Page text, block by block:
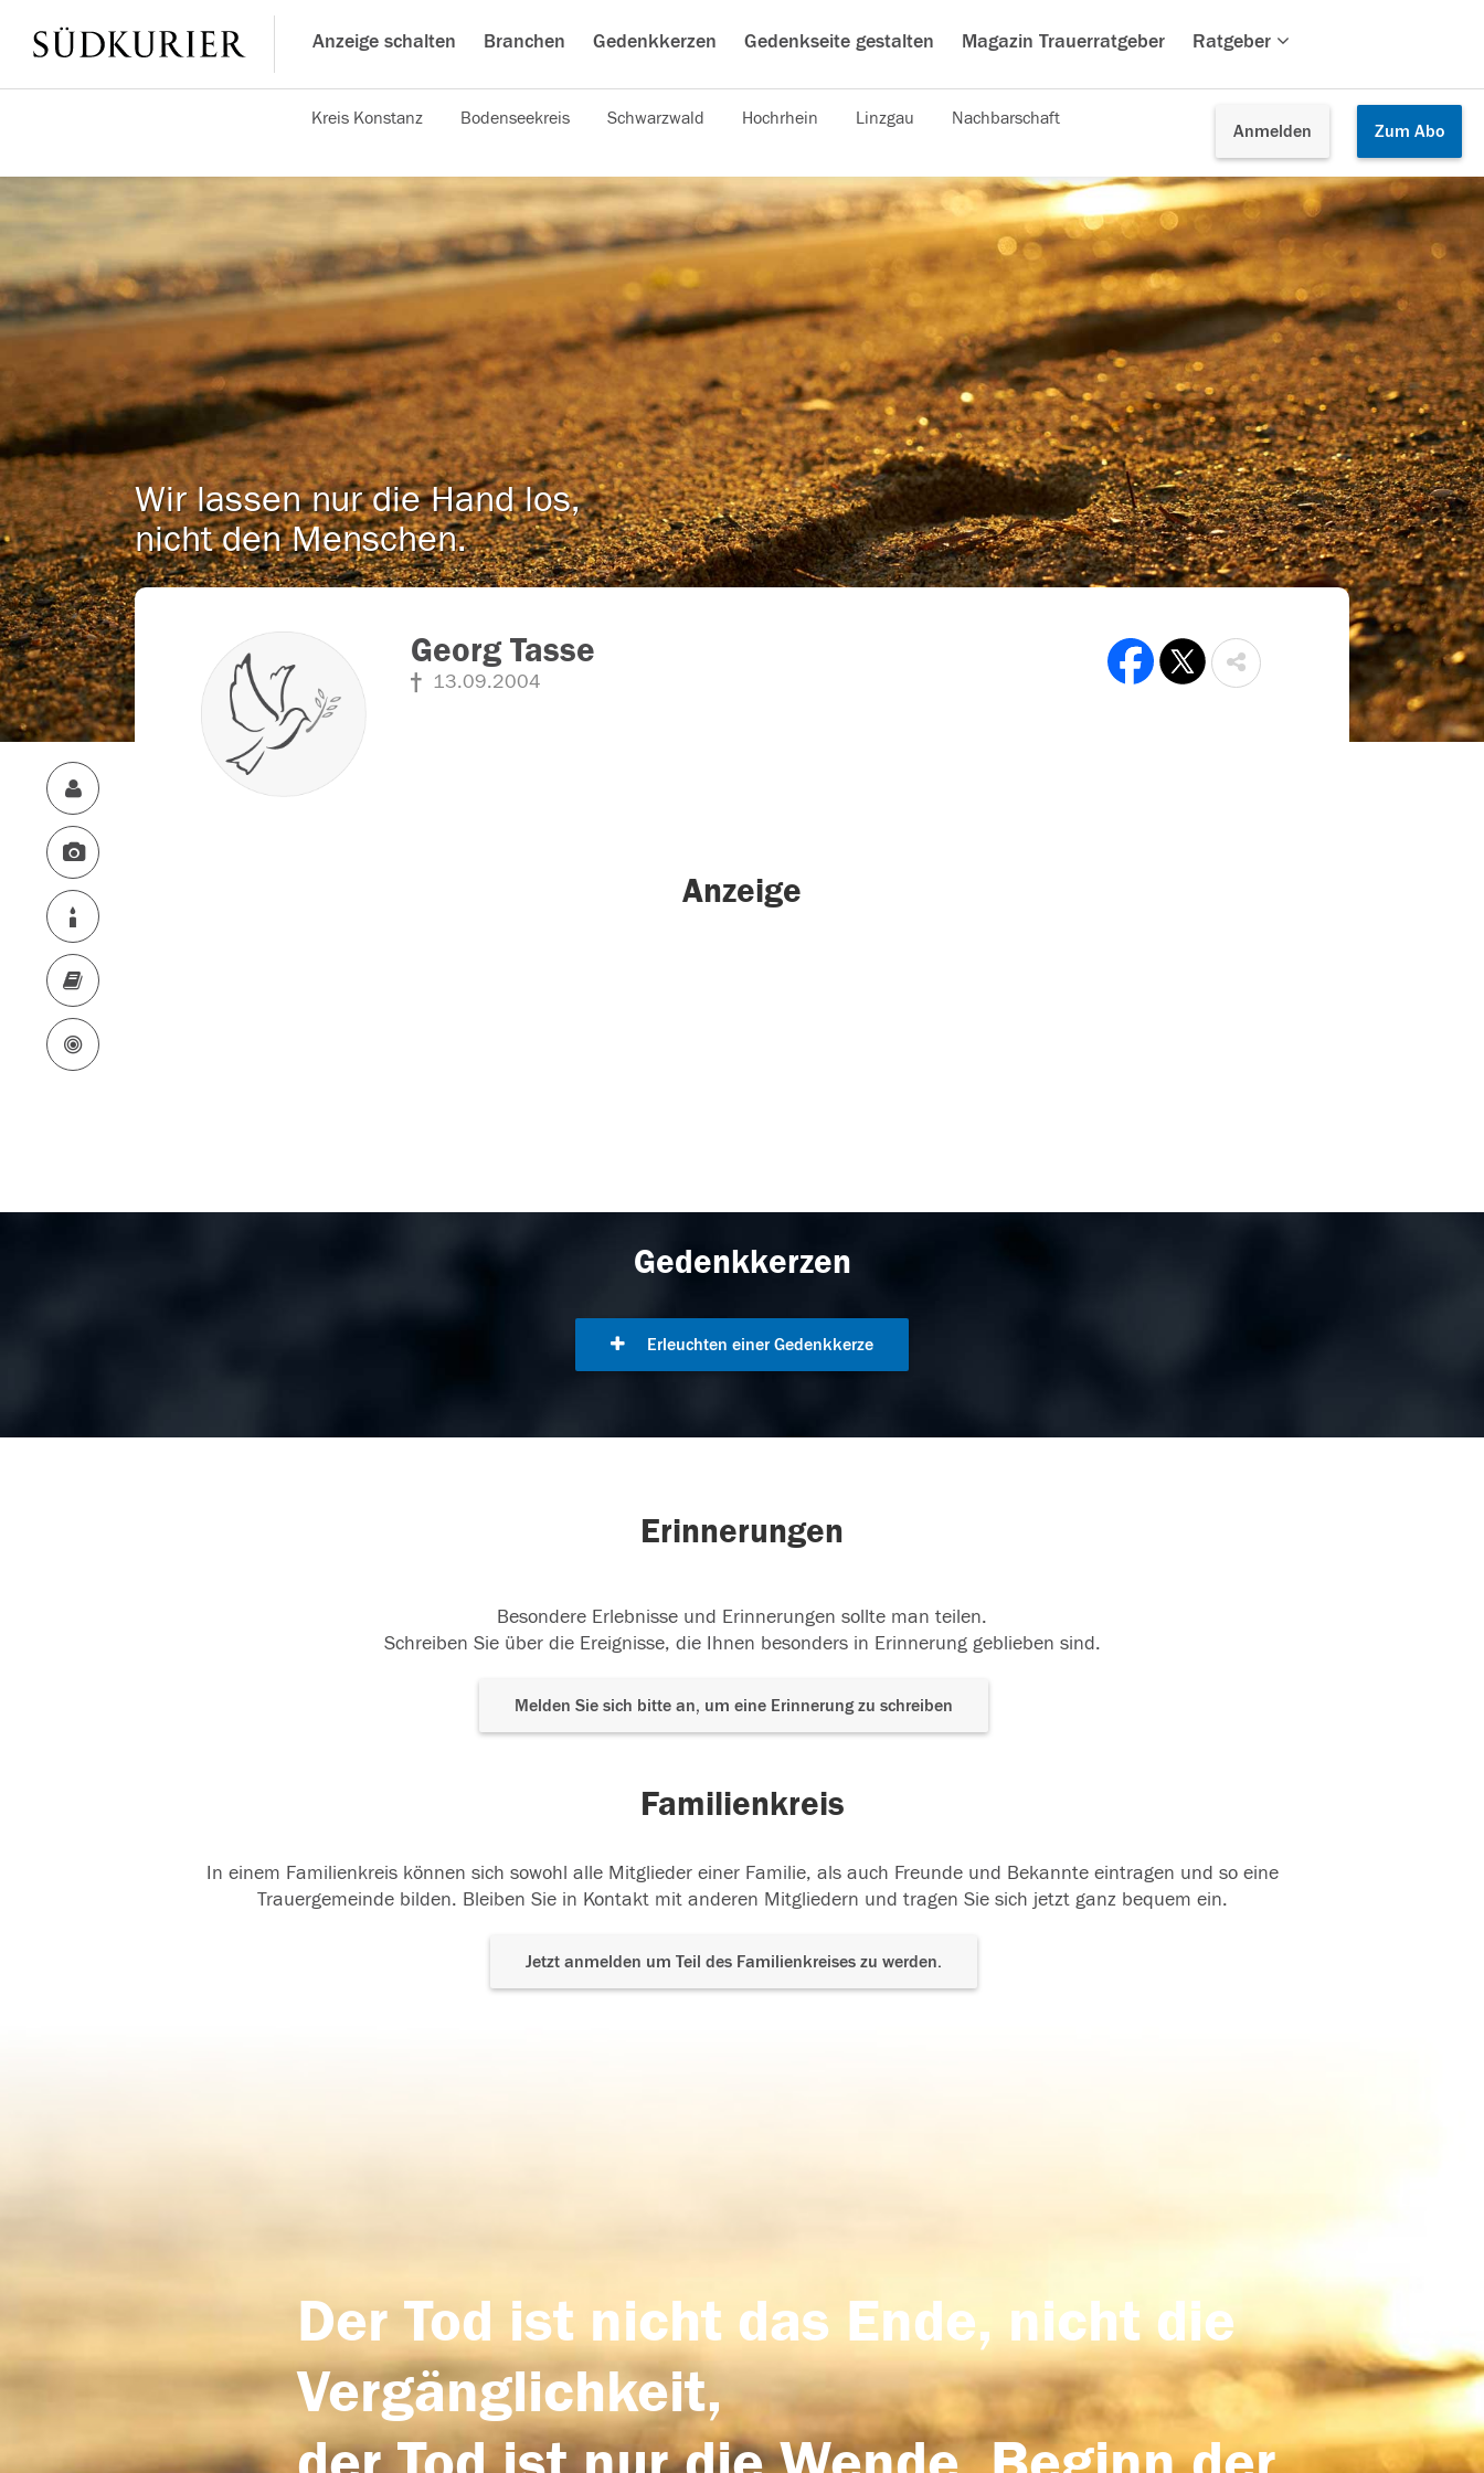
Anzeige schalten Branchen Gedenkkerzen Gedenkseite gestalten Magazin Trauerratgeber Ratgeber
Anmelden Zum Abo
Kreis Konstanz Bodenseekreis Schwarzwald Hochrhein Linzgau Nachbarschaft
Wir lassen nur die Hand los,
nicht den Menschen.
Georg Tasse
13.09.2004
Anzeige
Gedenkkerzen
Erleuchten einer Gedenkkerze
Erinnerungen
Besondere Erlebnisse und Erinnerungen sollte man teilen.
Schreiben Sie über die Ereignisse, die Ihnen besonders in Erinnerung geblieben sind.
Melden Sie sich bitte an, um eine Erinnerung zu schreiben
Familienkreis
In einem Familienkreis können sich sowohl alle Mitglieder einer Familie, als auch Freunde und Bekannte eintragen und so eine
Trauergemeinde bilden. Bleiben Sie in Kontakt mit anderen Mitgliedern und tragen Sie sich jetzt ganz bequem ein.
Jetzt anmelden um Teil des Familienkreises zu werden.
Der Tod ist nicht das Ende, nicht die
Vergänglichkeit,